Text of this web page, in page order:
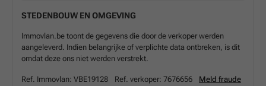
STEDENBOUW EN OMGEVING
Immovlan.be toont de gegevens die door de verkoper werden
aangeleverd. Indien belangrijke of verplichte data ontbreken, is dit
omdat deze ons niet werden verstrekt.
Ref. Immovlan: VBE19128 Ref. verkoper: 7676656 Meld fraude